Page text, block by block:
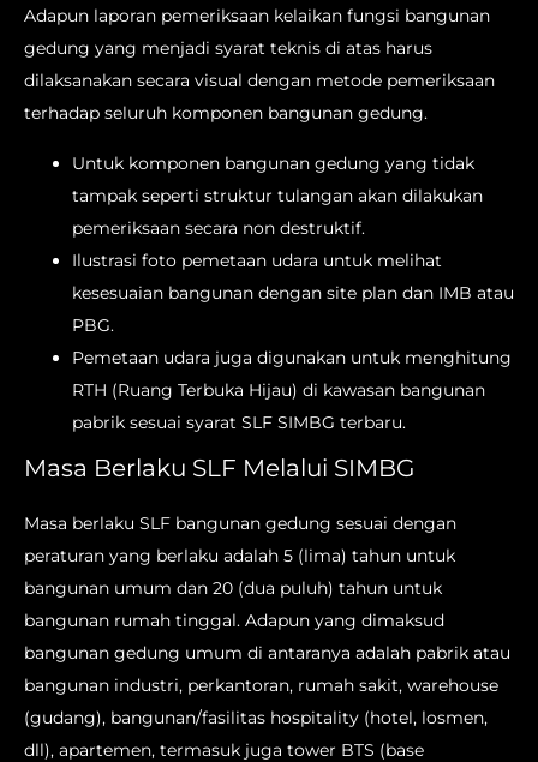
Adapun laporan pemeriksaan kelaikan fungsi bangunan
gedung yang menjadi syarat teknis di atas harus
dilaksanakan secara visual dengan metode pemeriksaan
terhadap seluruh komponen bangunan gedung.
Untuk komponen bangunan gedung yang tidak
tampak seperti struktur tulangan akan dilakukan
pemeriksaan secara non destruktif.
Ilustrasi foto pemetaan udara untuk melihat
kesesuaian bangunan dengan site plan dan IMB atau
PBG.
Pemetaan udara juga digunakan untuk menghitung
RTH (Ruang Terbuka Hijau) di kawasan bangunan
pabrik sesuai syarat SLF SIMBG terbaru.
Masa Berlaku SLF Melalui SIMBG
Masa berlaku SLF bangunan gedung sesuai dengan
peraturan yang berlaku adalah 5 (lima) tahun untuk
bangunan umum dan 20 (dua puluh) tahun untuk
bangunan rumah tinggal. Adapun yang dimaksud
bangunan gedung umum di antaranya adalah pabrik atau
bangunan industri, perkantoran, rumah sakit, warehouse
(gudang), bangunan/fasilitas hospitality (hotel, losmen,
dll), apartemen, termasuk juga tower BTS (base